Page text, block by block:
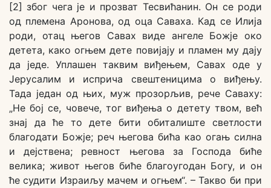
[2] због чега је и прозват Тесвићанин. Он се роди
од племена Аронова, од оца Саваха. Кад се Илија
роди, отац његов Савах виде ангеле Божје око
детета, како огњем дете повијају и пламен му дају
да једе. Уплашен таквим виђењем, Савах оде у
Јерусалим и исприча свештеницима о виђењу.
Тада један од њих, муж прозорљив, рече Саваху:
„Не бој се, човече, тог виђења о детету твом, већ
знај да ће то дете бити обиталиште светлости
благодати Божје; реч његова бића као огањ силна
и дејствена; ревност његова за Господа биће
велика; живот његов биће благоугодан Богу, и он
ће судити Израиљу мачем и огњем“. – Такво би при